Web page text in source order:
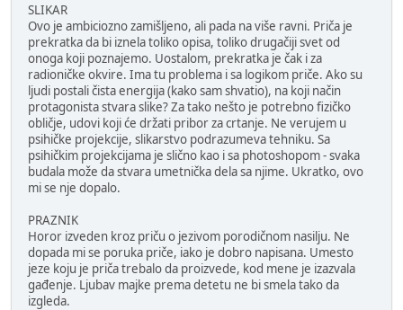
SLIKAR
Ovo je ambiciozno zamišljeno, ali pada na više ravni. Priča je
prekratka da bi iznela toliko opisa, toliko drugačiji svet od
onoga koji poznajemo. Uostalom, prekratka je čak i za
radioničke okvire. Ima tu problema i sa logikom priče. Ako su
ljudi postali čista energija (kako sam shvatio), na koji način
protagonista stvara slike? Za tako nešto je potrebno fizičko
obličje, udovi koji će držati pribor za crtanje. Ne verujem u
psihičke projekcije, slikarstvo podrazumeva tehniku. Sa
psihičkim projekcijama je slično kao i sa photoshopom - svaka
budala može da stvara umetnička dela sa njime. Ukratko, ovo
mi se nje dopalo.
PRAZNIK
Horor izveden kroz priču o jezivom porodičnom nasilju. Ne
dopada mi se poruka priče, iako je dobro napisana. Umesto
jeze koju je priča trebalo da proizvede, kod mene je izazvala
gađenje. Ljubav majke prema detetu ne bi smela tako da
izgleda.